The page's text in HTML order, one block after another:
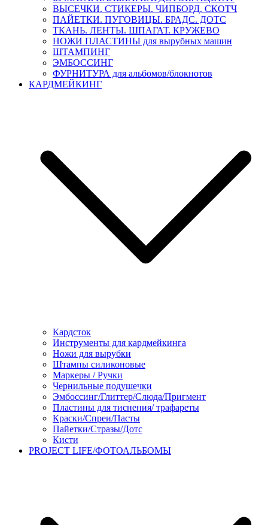
ВЫСЕЧКИ. СТИКЕРЫ. ЧИПБОРД. СКОТЧ
ПАЙЕТКИ. ПУГОВИЦЫ. БРАДС. ДОТС
ТКАНЬ. ЛЕНТЫ. ШПАГАТ. КРУЖЕВО
НОЖИ ПЛАСТИНЫ для вырубных машин
ШТАМПИНГ
ЭМБОССИНГ
ФУРНИТУРА для альбомов/блокнотов
КАРДМЕЙКИНГ
Кардсток
Инструменты для кардмейкинга
Ножи для вырубки
Штампы силиконовые
Маркеры / Ручки
Чернильные подушечки
Эмбоссинг/Глиттер/Слюда/Пригмент
Пластины для тиснения/ трафареты
Краски/Спреи/Пасты
Пайетки/Стразы/Дотс
Кисти
PROJECT LIFE/ФОТОАЛЬБОМЫ